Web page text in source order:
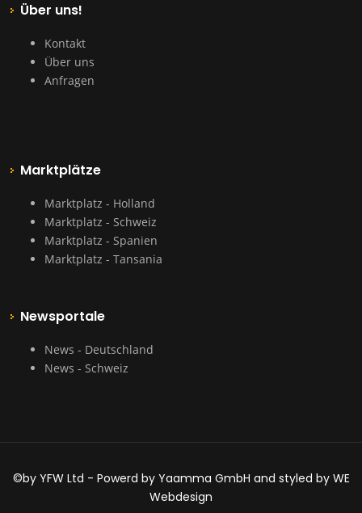
Über uns!
Kontakt
Über uns
Anfragen
Marktplätze
Marktplatz - Holland
Marktplatz - Schweiz
Marktplatz - Spanien
Marktplatz - Tansania
Newsportale
News - Deutschland
News - Schweiz
©by YFW Ltd - Powerd by Yaamma GmbH and styled by WE
Webdesign